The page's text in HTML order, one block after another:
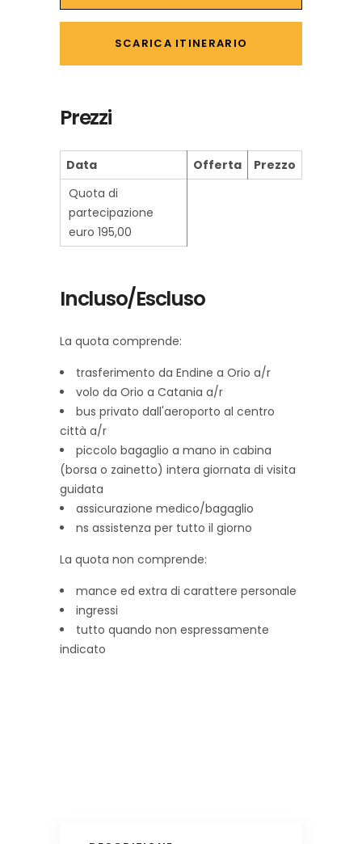
SCARICA ITINERARIO
Prezzi
Data Offerta
Prezzo
Quota di
partecipazione
euro 195,00
Incluso/Escluso
La quota comprende:
trasferimento da Endine a Orio a/r
volo da Orio a Catania a/r
bus privato dall'aeroporto al centro
città a/r
piccolo bagaglio a mano in cabina
(borsa o zainetto) intera giornata di visita
guidata
assicurazione medico/bagaglio
ns assistenza per tutto il giorno
La quota non comprende:
mance ed extra di carattere personale
ingressi
tutto quando non espressamente
indicato